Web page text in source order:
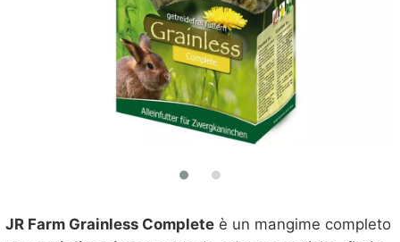
JR Farm Grainless Complete è un mangime completo